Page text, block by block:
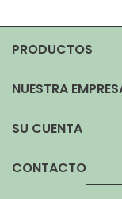
PRODUCTOS
NUESTRA
SU CUENTA
CONTACTO